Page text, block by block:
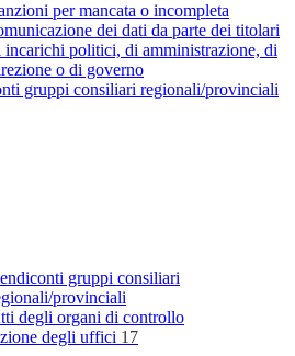
per mancata o incompleta
dei dati da parte dei titolari
incarichi politici, di amministrazione, di
o di governo
gruppi consiliari regionali/provinciali
gruppi consiliari
provinciali
degli organi di controllo
degli uffici 17